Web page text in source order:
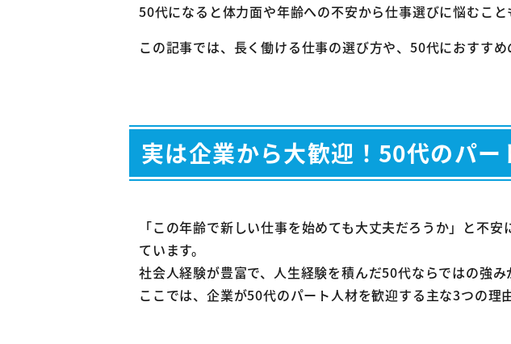
3-1 体力に自信がなくても安
3-2-1
4. 調理補助
3-2-2 5. 家事代行
3-3 自分のペースで働きや
3-3-2
8. 清掃
50代になると体力面や年齢への不安から仕事選びに悩むこ
この記事では、長く働ける仕事の選び方や、50代におすすめ
実は企業から大歓迎！50代のパ
「この年齢で新しい仕事を始めても大丈夫だろうか」と不
ています。
社会人経験が豊富で、人生経験を積んだ50代ならではの強み
ここでは、企業が50代のパート人材を歓迎する主な3つの理